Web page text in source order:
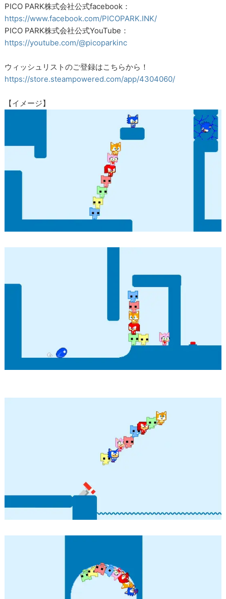
PICO PARK株式会社公式facebook：
https://www.facebook.com/PICOPARK.INK/
PICO PARK株式会社公式YouTube：
https://youtube.com/@picoparkinc
ウィッシュリストのご登録はこちらから！
https://store.steampowered.com/app/4304060/
【イメージ】